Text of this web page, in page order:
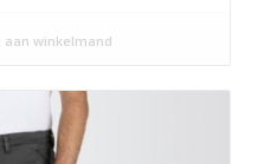
aan winkelmand